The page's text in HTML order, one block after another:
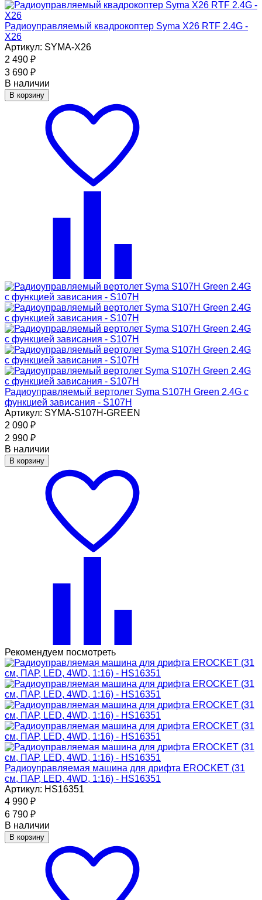
Радиоуправляемый квадрокоптер Syma X26 RTF 2.4G -
X26
Артикул: SYMA-X26
2 490 ₽
3 690 ₽
В наличии
В корзину
Радиоуправляемый вертолет Syma S107H Green 2.4G с
функцией зависания - S107H
Артикул: SYMA-S107H-GREEN
2 090 ₽
2 990 ₽
В наличии
В корзину
Рекомендуем посмотреть
Радиоуправляемая машина для дрифта EROCKET (31
см, ПАР, LED, 4WD, 1:16) - HS16351
Артикул: HS16351
4 990 ₽
6 790 ₽
В наличии
В корзину